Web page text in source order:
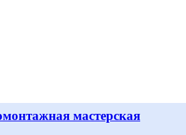
мастерская